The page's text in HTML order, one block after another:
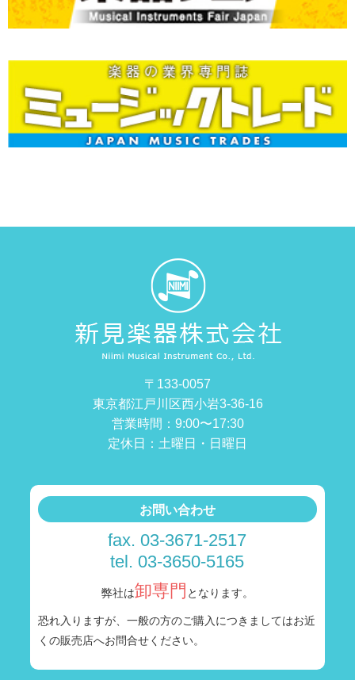
〒133-0057
東京都江戸川区西小岩3-36-16
営業時間：9:00〜17:30
定休日：土曜日・日曜日
お問い合わせ
fax. 03-3671-2517
tel. 03-3650-5165
弊社は卸専門 となります。
恐れ入りますが、一般の方のご購入につきましてはお近
くの販売店へお問合せください。